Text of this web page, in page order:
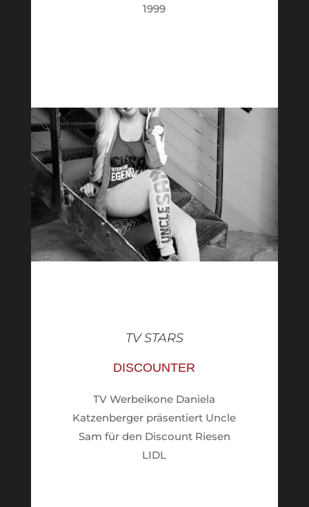
1999
TV STARS
DISCOUNTER
TV Werbeikone Daniela
Katzenberger präsentiert Uncle
Sam für den Discount Riesen
LIDL